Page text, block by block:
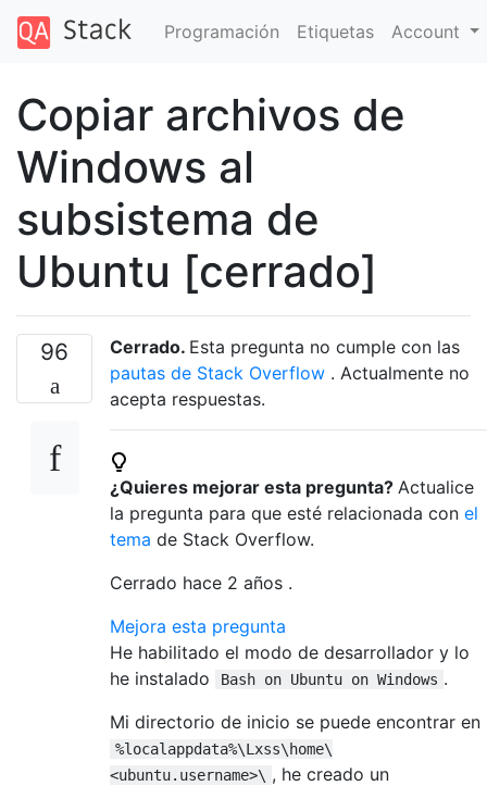
Programación Etiquetas Account
Copiar archivos de
Windows al
subsistema de
Ubuntu [cerrado]
96 Cerrado. Esta pregunta no cumple con las
pautas de Stack Overflow . Actualmente no
acepta respuestas.
¿Quieres mejorar esta pregunta? Actualice
la pregunta para que esté relacionada con el
tema de Stack Overflow.
Cerrado hace 2 años .
Mejora esta pregunta
He habilitado el modo de desarrollador y lo
he instalado
Bash on Ubuntu on Windows .
Mi directorio de inicio se puede encontrar en
%localappdata%\Lxss\home\
<ubuntu.username>\ , he creado un